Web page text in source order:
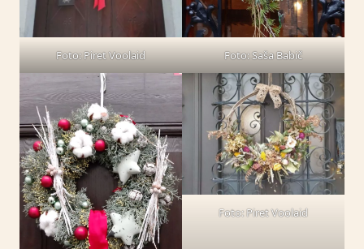
Foto: Piret Voolaid Foto: Saša Babič
Foto: Piret Voolaid